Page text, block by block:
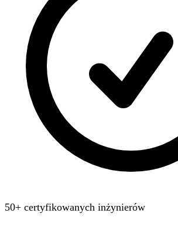
50+ certyfikowanych inżynierów